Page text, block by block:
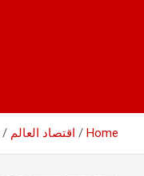
Home اقتصاد العالم